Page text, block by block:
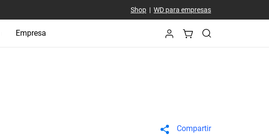
Shop| WD para empresas
Empresa
Compartir